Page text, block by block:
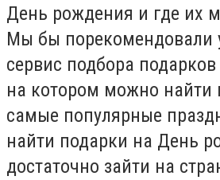
День рождения и где их
Мы бы порекомендовали
сервис подбора
на котором можно найти
самые популярные
найти подарки на День
достаточно зайти на